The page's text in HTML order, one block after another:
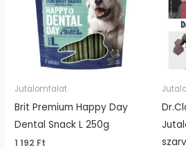
Jutalomfalat
Brit Premium Happy Day
Dental Snack L 250g
1 192 Ft